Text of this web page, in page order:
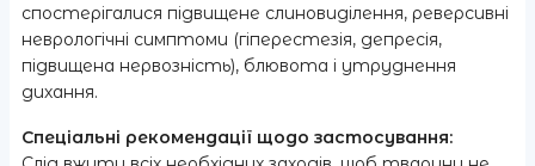
спостерігалися підвищене слиновиділення, реверсивні
неврологічні симптоми (гіперестезія, депресія,
підвищена нервозність), блювота і утруднення
дихання.
Спеціальні рекомендації щодо застосування: